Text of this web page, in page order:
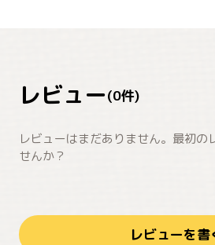
レビュー(0件)
レビューはまだありません。最初の
せんか？
レビューを書